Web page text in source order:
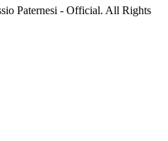
Paternesi - Official. All Rights